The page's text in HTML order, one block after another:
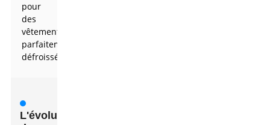
pour
des
vêtements
parfaitement
défroissés
L'évolution